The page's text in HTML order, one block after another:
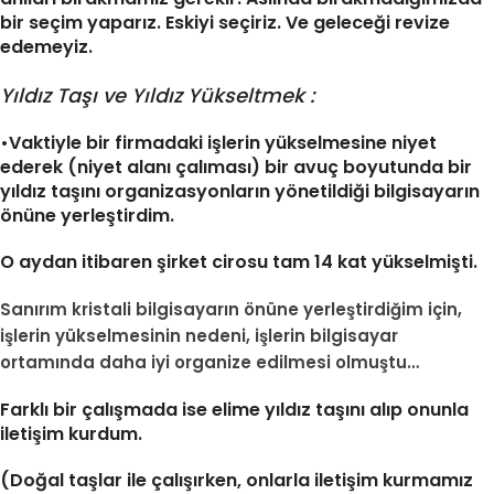
bir seçim yaparız. Eskiyi seçiriz. Ve geleceği revize
edemeyiz.
Yıldız Taşı ve Yıldız Yükseltmek :
•Vaktiyle bir firmadaki işlerin yükselmesine niyet
ederek (niyet alanı çalıması) bir avuç boyutunda bir
yıldız taşını organizasyonların yönetildiği bilgisayarın
önüne yerleştirdim.
O aydan itibaren şirket cirosu tam 14 kat yükselmişti.
Sanırım kristali bilgisayarın önüne yerleştirdiğim için,
işlerin yükselmesinin nedeni, işlerin bilgisayar
ortamında daha iyi organize edilmesi olmuştu…
Farklı bir çalışmada ise elime yıldız taşını alıp onunla
iletişim kurdum.
(Doğal taşlar ile çalışırken, onlarla iletişim kurmamız